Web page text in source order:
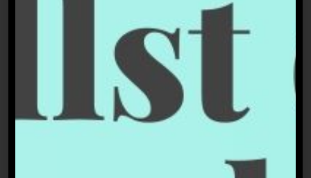
bei Das Biber, dort auch Chefin vom
Dienst, leitete das Umstyling-Ressort in der
Maxima und habe bei Wienerin, Die Presse,
Wiener Zeitung und Broadly publiziert.
medien.geil – mein Herzensprojekt😎💪